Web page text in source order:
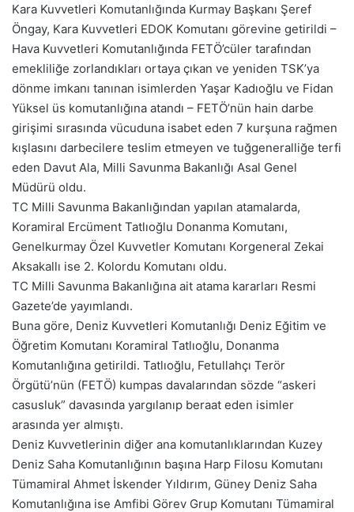
Kara Kuvvetleri Komutanlığında Kurmay Başkanı Şeref
Öngay, Kara Kuvvetleri EDOK Komutanı görevine getirildi –
Hava Kuvvetleri Komutanlığında FETÖ’cüler tarafından
emekliliğe zorlandıkları ortaya çıkan ve yeniden TSK’ya
dönme imkanı tanınan isimlerden Yaşar Kadıoğlu ve Fidan
Yüksel üs komutanlığına atandı – FETÖ’nün hain darbe
girişimi sırasında vücuduna isabet eden 7 kurşuna rağmen
kışlasını darbecilere teslim etmeyen ve tuğgeneralliğe terfi
eden Davut Ala, Milli Savunma Bakanlığı Asal Genel
Müdürü oldu.
TC Milli Savunma Bakanlığından yapılan atamalarda,
Koramiral Ercüment Tatlıoğlu Donanma Komutanı,
Genelkurmay Özel Kuvvetler Komutanı Korgeneral Zekai
Aksakallı ise 2. Kolordu Komutanı oldu.
TC Milli Savunma Bakanlığına ait atama kararları Resmi
Gazete’de yayımlandı.
Buna göre, Deniz Kuvvetleri Komutanlığı Deniz Eğitim ve
Öğretim Komutanı Koramiral Tatlıoğlu, Donanma
Komutanlığına getirildi. Tatlıoğlu, Fetullahçı Terör
Örgütü’nün (FETÖ) kumpas davalarından sözde “askeri
casusluk” davasında yargılanıp beraat eden isimler
arasında yer almıştı.
Deniz Kuvvetlerinin diğer ana komutanlıklarından Kuzey
Deniz Saha Komutanlığının başına Harp Filosu Komutanı
Tümamiral Ahmet İskender Yıldırım, Güney Deniz Saha
Komutanlığına ise Amfibi Görev Grup Komutanı Tümamiral